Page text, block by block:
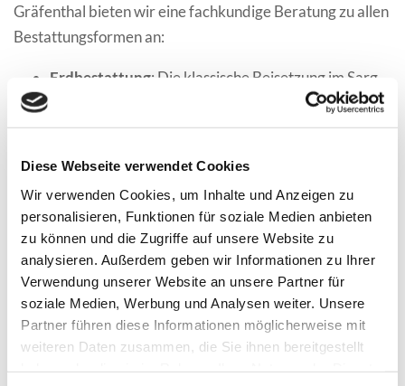
Diese Webseite verwendet Cookies
Wir verwenden Cookies, um Inhalte und Anzeigen zu
personalisieren, Funktionen für soziale Medien anbieten
zu können und die Zugriffe auf unsere Website zu
analysieren. Außerdem geben wir Informationen zu Ihrer
Verwendung unserer Website an unsere Partner für
soziale Medien, Werbung und Analysen weiter. Unsere
Partner führen diese Informationen möglicherweise mit
weiteren Daten zusammen, die Sie ihnen bereitgestellt
Gräfenthal bieten wir eine fachkundige Beratung zu allen
Bestattungsformen an:
Erdbestattung: Die klassische Beisetzung im Sarg
auf dem örtlichen Friedhof, die einen festen Ort für
das Gedenken schafft.
Familiengrab.
Naturbestattung : Eine immer beliebter werdende
Form, bei der die Asche im Wurzelbereich eines
Baumes beigesetzt wird – ideal für Menschen mit
einer tiefen Naturverbundenheit.
Diamantbestattung: Eine ganz besondere Art der
Erinnerung, bei der ein Teil der Asche zu einem